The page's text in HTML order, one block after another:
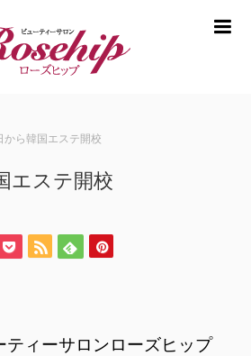
から韓国エステ開校
エステ開校
ティーサロンローズヒップ